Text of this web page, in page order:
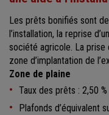
Les prêts bonifiés sont
l’installation, la reprise
société agricole. La prise
zone d’implantation de
Zone de plaine
Taux des prêts : 2,50 %
Plafonds d’équivalent